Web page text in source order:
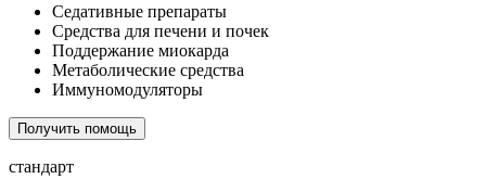
Седативные препараты
Средства для печени и почек
Поддержание миокарда
Метаболические средства
Иммуномодуляторы
Получить помощь
стандарт